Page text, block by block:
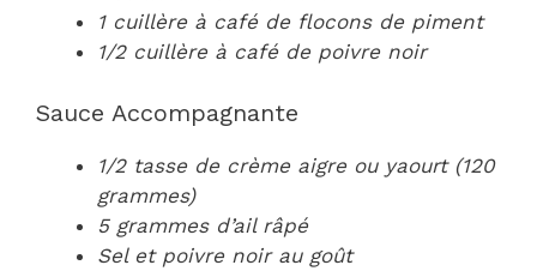
1 cuillère à café de flocons de piment
1/2 cuillère à café de poivre noir
Sauce Accompagnante
1/2 tasse de crème aigre ou yaourt (120
grammes)
5 grammes d’ail râpé
Sel et poivre noir au goût